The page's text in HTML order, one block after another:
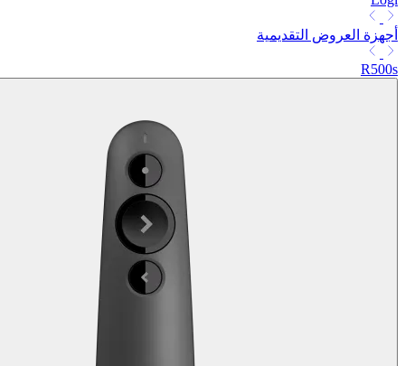
أجهزة العروض التقديمية
R500s